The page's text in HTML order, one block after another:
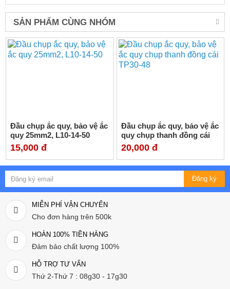
SẢN PHẨM CÙNG NHÓM
Đầu chụp ắc quy, bảo vệ ắc
quy 25mm2, L10-14-50
15,000 đ
Đầu chụp ắc quy, bảo vệ ắc
quy chụp thanh đồng cái
TP30-48
20,000 đ
Đăng ký
MIỄN PHÍ VẬN CHUYỂN
Cho đơn hàng trên 500k
HOÀN 100% TIỀN HÀNG
Đảm bảo chất lượng 100%
HỖ TRỢ TƯ VẤN
Thứ 2-Thứ 7 : 08g30 - 17g30